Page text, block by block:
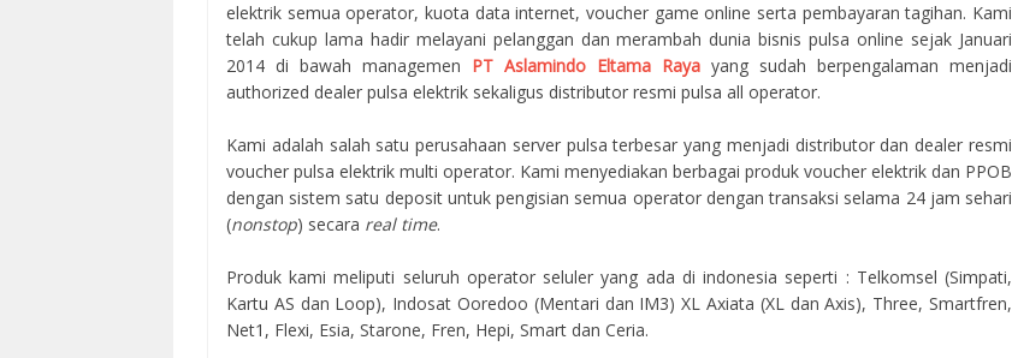
elektrik semua operator, kuota data internet, voucher game online serta pembayaran tagihan. Kami
telah cukup lama hadir melayani pelanggan dan merambah dunia bisnis pulsa online sejak Januari
2014 di bawah managemen PT Aslamindo Eltama Raya yang sudah berpengalaman menjadi
authorized dealer pulsa elektrik sekaligus distributor resmi pulsa all operator.
Kami adalah salah satu perusahaan server pulsa terbesar yang menjadi distributor dan dealer resmi
voucher pulsa elektrik multi operator. Kami menyediakan berbagai produk voucher elektrik dan PPOB
dengan sistem satu deposit untuk pengisian semua operator dengan transaksi selama 24 jam sehari
(nonstop) secara real time.
Produk kami meliputi seluruh operator seluler yang ada di indonesia seperti : Telkomsel (Simpati,
Kartu AS dan Loop), Indosat Ooredoo (Mentari dan IM3) XL Axiata (XL dan Axis), Three, Smartfren,
Net1, Flexi, Esia, Starone, Fren, Hepi, Smart dan Ceria.